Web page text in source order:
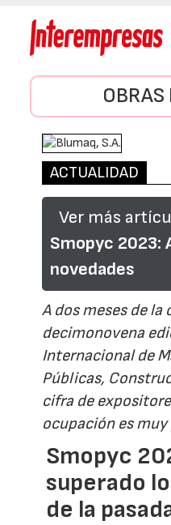
ACTUALIDAD
Ver más
Smopyc 2023:
novedades
A dos meses de la
decimonovena
Internacional de
Públicas,
cifra de
ocupación es
Smopyc
superado
de la